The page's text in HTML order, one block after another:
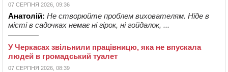
07 СЕРПНЯ 2026, 09:36
Анатолій: Не створюйте проблем вихователям. Ніде в
місті в садочках немає ні гірок, ні гойдалок, ...
У Черкасах звільнили працівницю, яка не впускала
людей в громадський туалет
07 СЕРПНЯ 2026, 08:39